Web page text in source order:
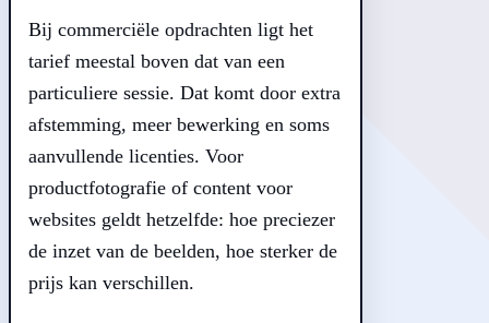
Bij commerciële opdrachten ligt het
tarief meestal boven dat van een
particuliere sessie. Dat komt door extra
afstemming, meer bewerking en soms
aanvullende licenties. Voor
productfotografie of content voor
websites geldt hetzelfde: hoe preciezer
de inzet van de beelden, hoe sterker de
prijs kan verschillen.